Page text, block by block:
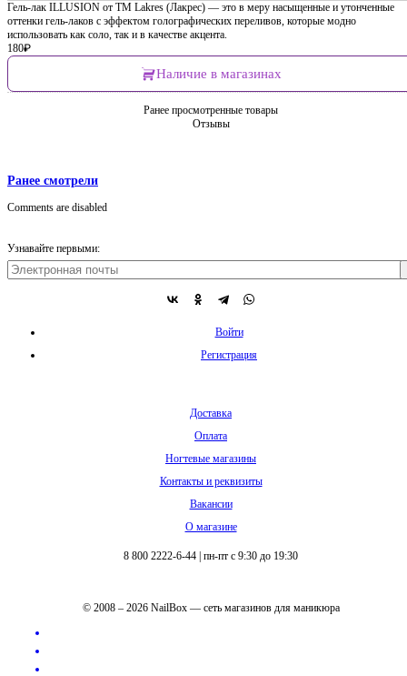
Гель-лак ILLUSION от TM Lakres (Лакрес) — это в меру насыщенные и утонченные
оттенки гель-лаков с эффектом голографических переливов, которые модно
использовать как соло, так и в качестве акцента.
180₽
Наличие в магазинах
Ранее просмотренные товары
Отзывы
Ранее смотрели
Comments are disabled
Узнавайте первыми:
Войти
Регистрация
Доставка
Оплата
Ногтевые магазины
Контакты и реквизиты
Вакансии
О магазине
8 800 2222-6-44 пн-пт с 9:30 до 19:30
© 2008 – 2026 NailBox — сеть магазинов для маникюра